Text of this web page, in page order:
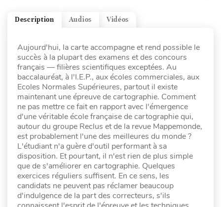
Vidéos
Audios
Description
Aujourd'hui, la carte accompagne et rend possible le
succès à la plupart des examens et des concours
français — filières scientifiques exceptées. Au
baccalauréat, à l'I.E.P., aux écoles commerciales, aux
Ecoles Normales Supérieures, partout il existe
maintenant une épreuve de cartographie. Comment
ne pas mettre ce fait en rapport avec l'émergence
d'une véritable école française de cartographie qui,
autour du groupe Reclus et de la revue Mappemonde,
est probablement l'une des meilleures du monde ?
L'étudiant n'a guère d'outil performant à sa
disposition. Et pourtant, il n'est rien de plus simple
que de s'améliorer en cartographie. Quelques
exercices réguliers suffisent. En ce sens, les
candidats ne peuvent pas réclamer beaucoup
d'indulgence de la part des correcteurs, s'ils